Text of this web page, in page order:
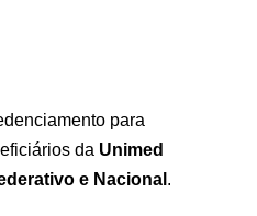
para
da Unimed
e Nacional .